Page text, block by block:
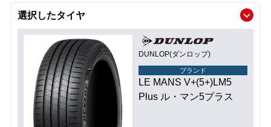
選択したタイヤ
DUNLOP(ダンロップ)
ブランド
LE MANS V+(5+)LM5
Plus ル・マン5プラス